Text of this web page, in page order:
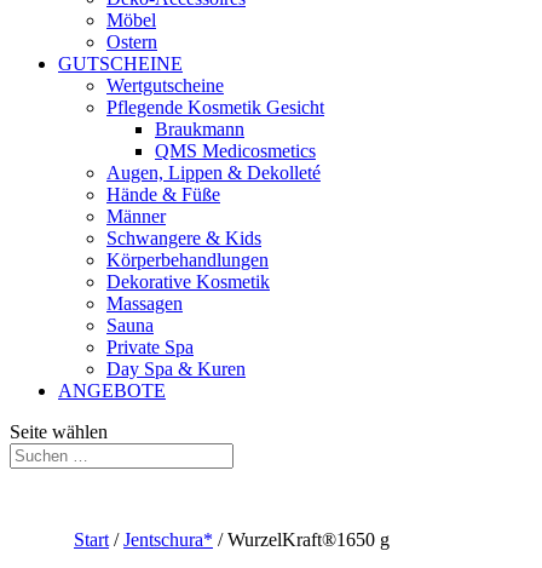
Möbel
Ostern
GUTSCHEINE
Wertgutscheine
Pflegende Kosmetik Gesicht
Braukmann
QMS Medicosmetics
Augen, Lippen & Dekolleté
Hände & Füße
Männer
Schwangere & Kids
Körperbehandlungen
Dekorative Kosmetik
Massagen
Sauna
Private Spa
Day Spa & Kuren
ANGEBOTE
Seite wählen
Start /Jentschura* / WurzelKraft®1650 g